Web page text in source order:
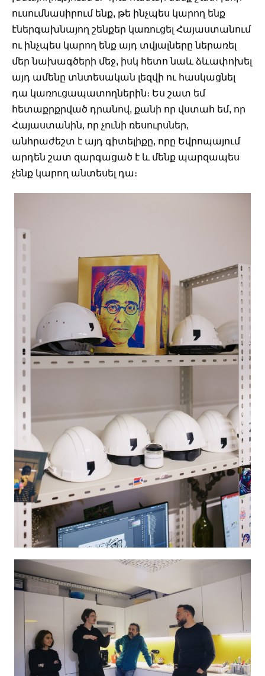
ուսումնասիրում ենք, թե ինչպես կարող ենք
էներգախնայող շենքեր կառուցել Հայաստանում
ու ինչպես կարող ենք այդ տվյալները ներառել
մեր նախագծերի մեջ, իսկ հետո նաև ձևափոխել
այդ ամենը տնտեսական լեզվի ու հասկացնել
դա կառուցապատողներին։ Ես շատ եմ
հետաքրքրված դրանով, քանի որ վստահ եմ, որ
Հայաստանին, որ չունի ռեսուրսներ,
անհրաժեշտ է այդ գիտելիքը, որը Եվրոպայում
արդեն շատ զարգացած է և մենք պարզապես
չենք կարող անտեսել դա։